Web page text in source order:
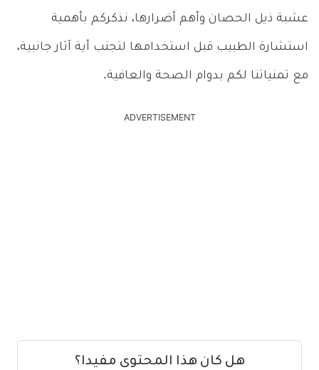
عشبة ذيل الحصان وأهم أضرارها، نذكركم بأهمية
استشارة الطبيب قبل استخدامها لتجنب أية آثار جانبية،
مع تمنياتنا لكم بدوام الصحة والعافية.
ADVERTISEMENT
هل كان هذا المحتوى مفيدا؟